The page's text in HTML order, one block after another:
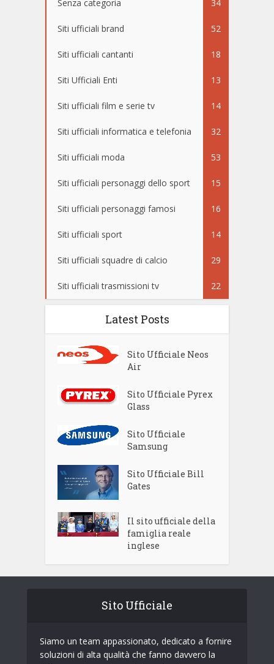
Senza categoria 34
Siti ufficiali brand 52
Siti ufficiali cantanti 18
Siti Ufficiali Enti 13
Siti ufficiali film e serie tv 14
Siti ufficiali informatica e telefonia 32
Siti ufficiali moda 53
Siti ufficiali personaggi dello sport 15
Siti ufficiali personaggi famosi 16
Siti ufficiali sport 14
Siti ufficiali squadre di calcio 29
Siti ufficiali trasmissioni tv 22
Latest Posts
Sito Ufficiale Neos
Air
Sito Ufficiale Pyrex
Glass
Sito Ufficiale
Samsung
Sito Ufficiale Bill
Gates
Il sito ufficiale della
famiglia reale
inglese
Sito Ufficiale
Siamo un team appassionato, dedicato a fornire
soluzioni di alta qualità che fanno davvero la